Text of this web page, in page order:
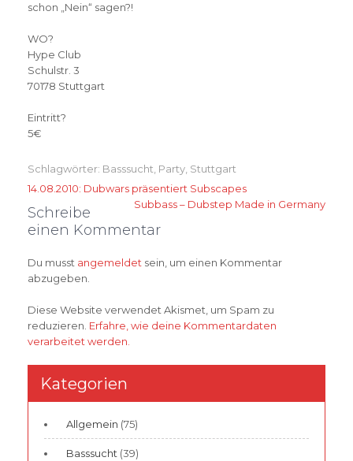
schon „Nein“ sagen?!
WO?
Hype Club
Schulstr. 3
70178 Stuttgart
Eintritt?
5€
Schlagwörter: Basssucht Party Stuttgart
Beitragsnavigation
14.08.2010: Dubwars präsentiert Subscapes
Subbass – Dubstep Made in Germany
Schreibe
einen Kommentar
Du musst angemeldet sein, um einen Kommentar
abzugeben.
Diese Website verwendet Akismet, um Spam zu
reduzieren. Erfahre, wie deine Kommentardaten
verarbeitet werden.
Kategorien
Allgemein (75)
Basssucht (39)